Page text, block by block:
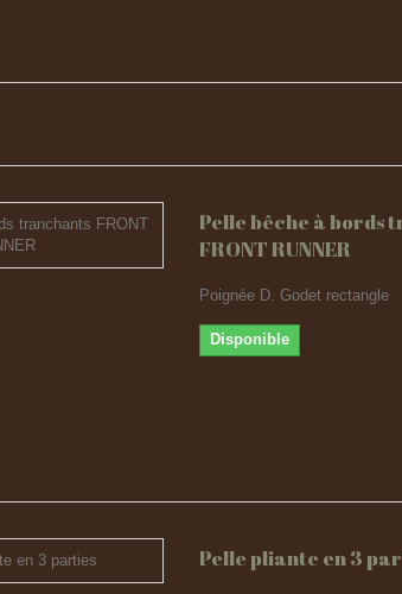
Pelle bêche à bords
FRONT RUNNER
Poignée D. Godet rectangle
Disponible
Pelle pliante en 3